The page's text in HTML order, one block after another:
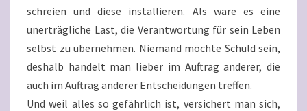
schreien und diese installieren. Als wäre es eine
unerträgliche Last, die Verantwortung für sein Leben
selbst zu übernehmen. Niemand möchte Schuld sein,
deshalb handelt man lieber im Auftrag anderer, die
auch im Auftrag anderer Entscheidungen treffen.
Und weil alles so gefährlich ist, versichert man sich,